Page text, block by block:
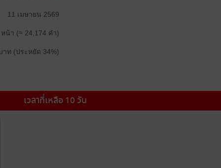
11 เมษายน 2569
น้า (≈ 24,174 คำ)
าท (ประหยัด 34%)
เวลาที่เหลือ 10 วัน